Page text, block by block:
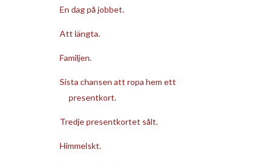
En dag på jobbet.
Att längta.
Familjen.
Sista chansen att ropa hem ett
presentkort.
Tredje presentkortet sålt.
Himmelskt.